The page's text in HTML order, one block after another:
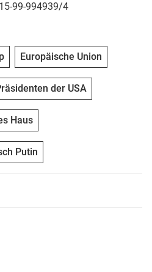
99-994939/4
Europäische Union
der USA
Haus
Putin